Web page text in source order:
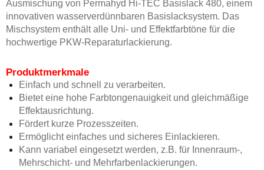
Ausmischung von Permahyd Hi-TEC Basislack 480, einem
innovativen wasserverdünnbaren Basislacksystem. Das
Mischsystem enthält alle Uni- und Effektfarbtöne für die
hochwertige PKW-Reparaturlackierung.
Produktmerkmale
Einfach und schnell zu verarbeiten.
Bietet eine hohe Farbtongenauigkeit und gleichmäßige
Effektausrichtung.
Fördert kurze Prozesszeiten.
Ermöglicht einfaches und sicheres Einlackieren.
Kann variabel eingesetzt werden, z.B. für Innenraum-,
Mehrschicht- und Mehrfarbenlackierungen.